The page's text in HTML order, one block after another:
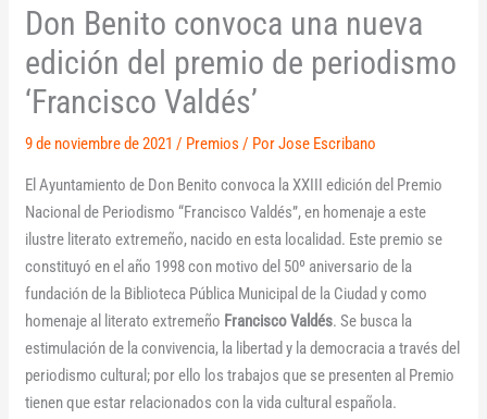
Don Benito convoca una nueva
edición del premio de periodismo
‘Francisco Valdés’
9 de noviembre de 2021/ Premios / PorJose Escribano
El Ayuntamiento de Don Benito convoca la XXIII edición del Premio
Nacional de Periodismo “Francisco Valdés”, en homenaje a este
ilustre literato extremeño, nacido en esta localidad. Este premio se
constituyó en el año 1998 con motivo del 50º aniversario de la
fundación de la Biblioteca Pública Municipal de la Ciudad y como
homenaje al literato extremeño Francisco Valdés. Se busca la
estimulación de la convivencia, la libertad y la democracia a través del
periodismo cultural; por ello los trabajos que se presenten al Premio
tienen que estar relacionados con la vida cultural española.